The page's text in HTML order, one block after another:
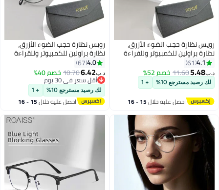
حجب الضوء الأزرق،
للكمبيوتر وللقراءة
والتلفزيون والهواتف بفلتر
نظارات الموضة
لإجهاد العين والصداع
للنساء والرجال، رمادي شفاف، 52
61
11.60خصم 52%
مسترجع 10% + 1
احصل عليه خلال 15 - 16
رويس نظارة حجب الضوء الأزرق،
نظارة براولين للكمبيوتر وللقراءة
والألعاب والتلفزيون والهواتف بفلتر
الضوء الأزرق، نظارات الموضة
المضادة لإجهاد العين والصداع
للنساء والرجال، أسود، 52 مم
67
6.42
10.70خصم 40%
أقل سعر في 30 يوم
أقل سعر في 30 يوم
لك رصيد مسترجع 10% + 1
احصل عليه خلال 15 - 16